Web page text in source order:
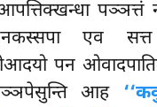
पञ्ञत्तं
एव
पन
आह